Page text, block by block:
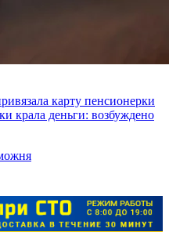
карту пенсионерки
крала деньги: возбуждено